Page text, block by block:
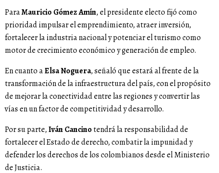
ParaMauricio Gómez Amín, el presidente electo fijó como
prioridad impulsar el emprendimiento, atraer inversión,
fortalecer la industria nacional y potenciar el turismo como
motor de crecimiento económico y generación de empleo.
En cuanto aElsa Noguera, señaló que estará al frente de la
transformación de la infraestructura del país, con el propósito
de mejorar la conectividad entre las regiones y convertir las
vías en un factor de competitividad y desarrollo.
Por su parte,Iván Cancinotendrá la responsabilidad de
fortalecer el Estado de derecho, combatir la impunidad y
defender los derechos de los colombianos desde el Ministerio
de Justicia.